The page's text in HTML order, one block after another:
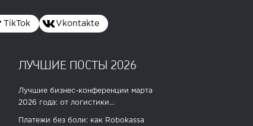
TikTok Vkontakte
ЛУЧШИЕ ПОСТЫ 2026
Лучшие бизнес-конференции марта
2026 года: от логистики...
Платежи без боли: как Robokassa